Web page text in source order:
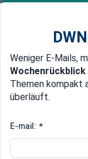
Newsticker
Edelmetalle
Getreide
Weniger E-Mails,
Wochenrückblick
Themen kompakt
überläuft.
E-mail: *